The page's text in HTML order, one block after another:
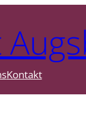
Kontakt